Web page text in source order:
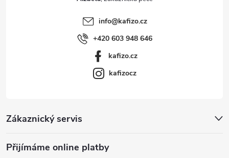
Zákaznický servis
Přijímáme online platby
info@kafizo.cz
+420 603 948 646
kafizo.cz
kafizocz